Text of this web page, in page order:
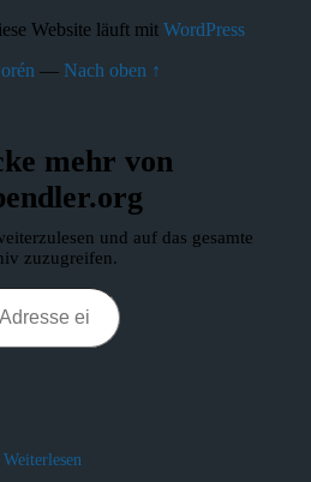
Website läuft mit WordPress
— Nach oben ↑
mehr von
und auf das gesamte
zuzugreifen.
Weiterlesen